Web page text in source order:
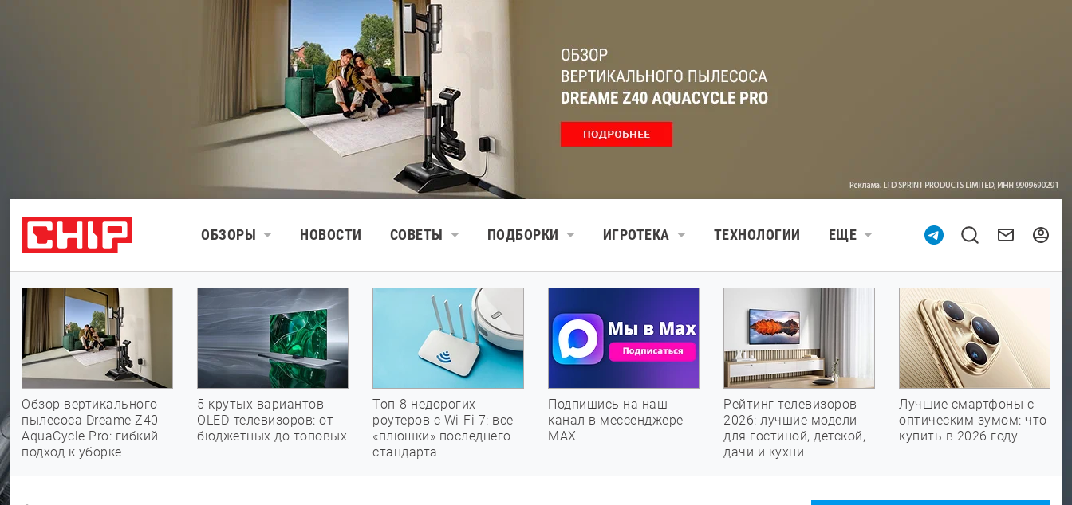
ОБЗОРЫ НОВОСТИ СОВЕТЫ ПОДБОРКИ ИГРОТЕКА ТЕХНОЛОГИИ ЕЩЕ
Обзор вертикального
пылесоса Dreame Z40
AquaCycle Pro: гибкий
подход к уборке
5 крутых вариантов
OLED-телевизоров: от
бюджетных до топовых
Топ-8 недорогих
роутеров с Wi-Fi 7: все
«плюшки» последнего
стандарта
Подпишись на наш
канал в мессенджере
МАХ
Рейтинг телевизоров
2026: лучшие модели
для гостиной, детской,
дачи и кухни
Лучшие смартфоны с
оптическим зумом: что
купить в 2026 году